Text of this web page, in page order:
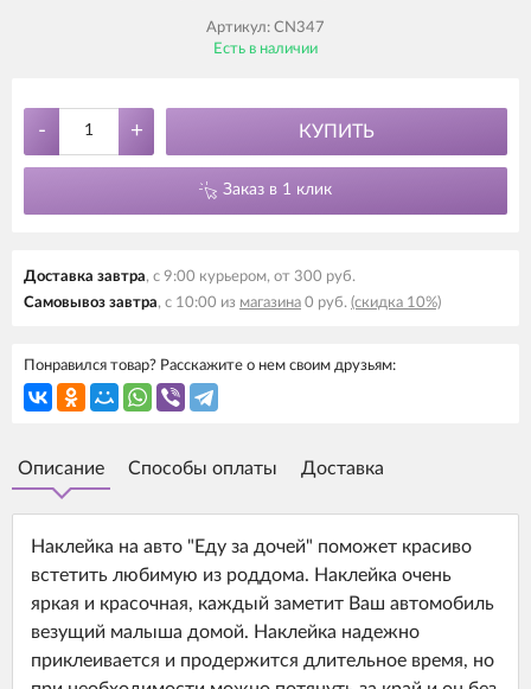
Артикул: CN347
Есть в наличии
- + КУПИТЬ
Заказ в 1 клик
Доставка завтра, с 9:00 курьером, от 300 руб.
Самовывоз завтра, с 10:00 из магазина 0 руб. (скидка 10%)
Понравился товар? Расскажите о нем своим друзьям:
Описание Способы оплаты Доставка
Наклейка на авто "Еду за дочей" поможет красиво
встетить любимую из роддома. Наклейка очень
яркая и красочная, каждый заметит Ваш автомобиль
везущий малыша домой. Наклейка надежно
приклеивается и продержится длительное время, но